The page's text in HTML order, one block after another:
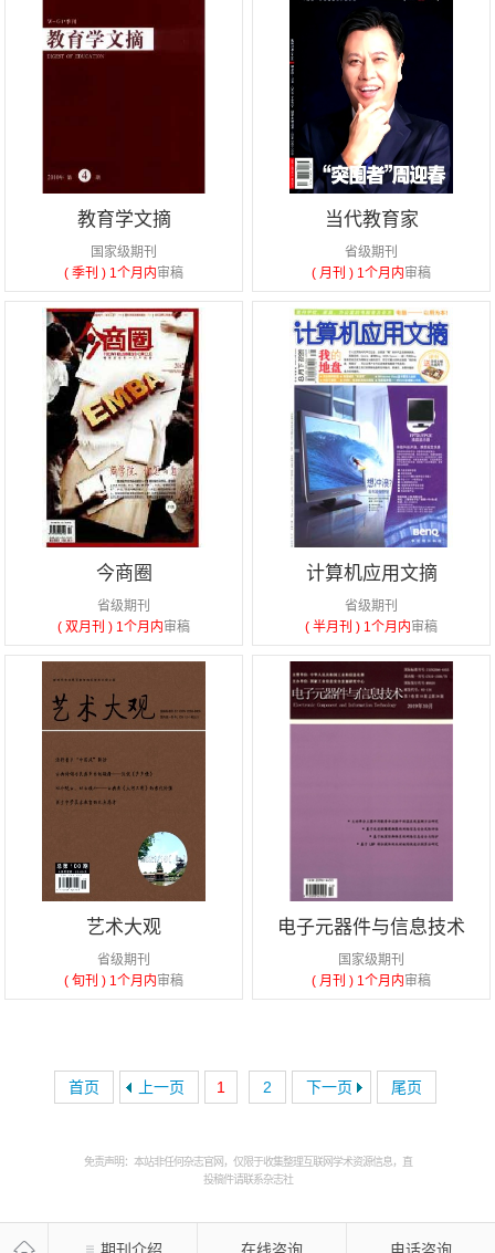
教育学文摘
国家级期刊
( 季刊 ) 1个月内审稿
当代教育家
省级期刊
( 月刊 ) 1个月内审稿
今商圈
省级期刊
( 双月刊 ) 1个月内审稿
计算机应用文摘
省级期刊
( 半月刊 ) 1个月内审稿
艺术大观
省级期刊
( 旬刊 ) 1个月内审稿
电子元器件与信息技术
国家级期刊
( 月刊 ) 1个月内审稿
首页 上一页 1 2 下一页 尾页
免责声明：本站非任何杂志官网，仅限于收集整理互联网学术资源信息，直
投稿件请联系杂志社